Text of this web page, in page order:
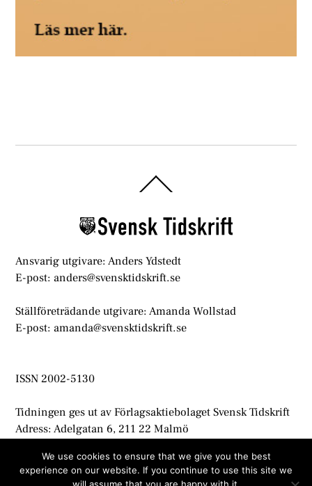
To
Ansvarig utgivare: Anders Ydstedt
E-post: anders@svensktidskrift.se
Ställföreträdande utgivare: Amanda Wollstad
E-post: amanda@svensktidskrift.se
ISSN 2002-5130
Tidningen ges ut av Förlagsaktiebolaget Svensk Tidskrift
Adress: Adelgatan 6, 211 22 Malmö
© Svensk Tidskrift 2021
We use cookies to ensure that we give you the best
experience on our website. If you continue to use this site we